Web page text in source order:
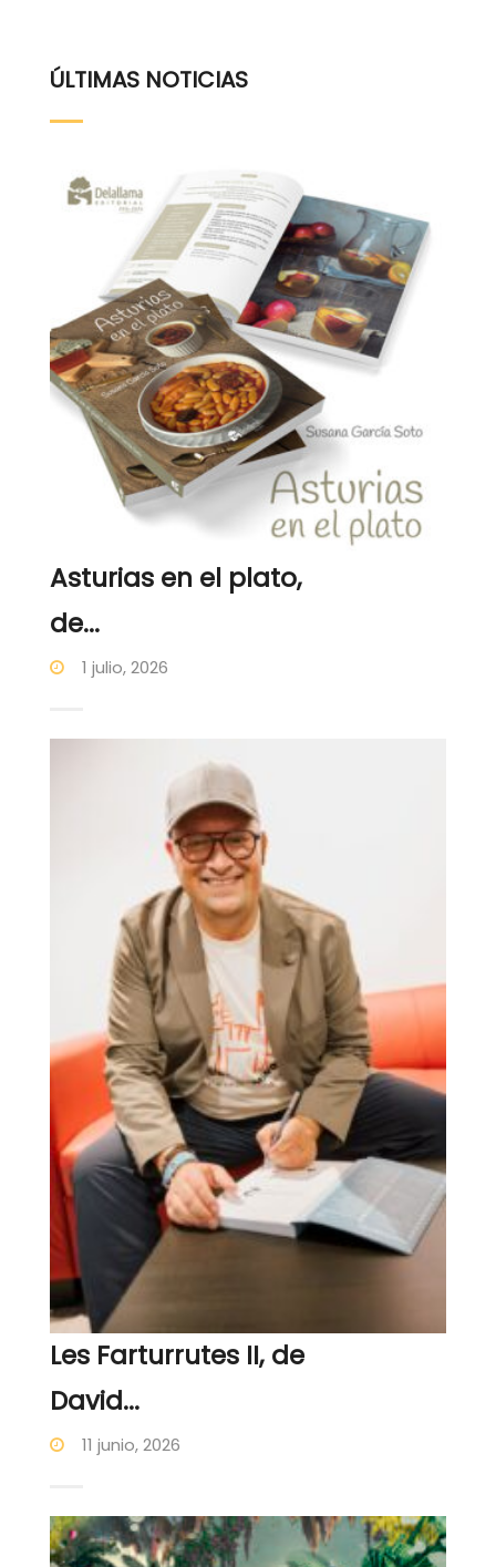
ÚLTIMAS NOTICIAS
Asturias en el plato,
de...
1 julio, 2026
Les Farturrutes II, de
David...
11 junio, 2026